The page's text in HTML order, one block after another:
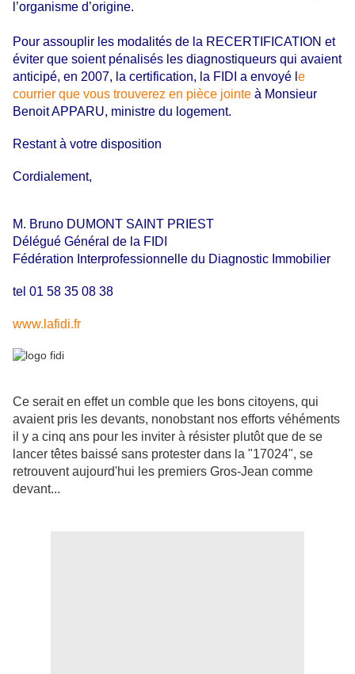
l’organisme d’origine.
Pour assouplir les modalités de la RECERTIFICATION et
éviter que soient pénalisés les diagnostiqueurs qui avaient
anticipé, en 2007, la certification, la FIDI a envoyé l e
courrier que vous trouverez en pièce jointe à Monsieur
Benoit APPARU, ministre du logement.
Restant à votre disposition
Cordialement,
M. Bruno DUMONT SAINT PRIEST
Délégué Général de la FIDI
Fédération Interprofessionnelle du Diagnostic Immobilier
tel 01 58 35 08 38
www.lafidi.fr
Ce serait en effet un comble que les bons citoyens, qui
avaient pris les devants, nonobstant nos efforts véhéments
il y a cinq ans pour les inviter à résister plutôt que de se
lancer têtes baissé sans protester dans la "17024", se
retrouvent aujourd'hui les premiers Gros-Jean comme
devant...